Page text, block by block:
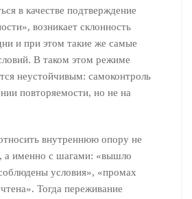
в качестве подтверждение
возникает склонность
и при этом такие же самые
В таком этом режиме
неустойчивым: самоконтроль
повторяемости, но не на
внутреннюю опору не
а именно с шагами: «вышло
условия», «промах
Тогда переживание